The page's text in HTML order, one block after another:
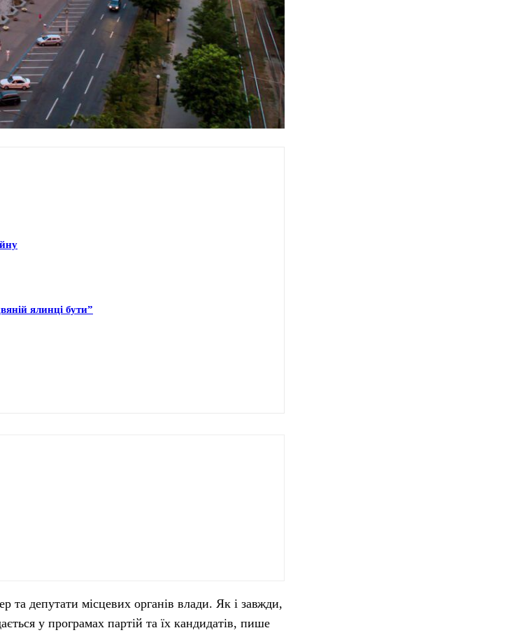
ялинці бути”
та депутати місцевих органів влади. Як і завжди,
у програмах партій та їх кандидатів, пише